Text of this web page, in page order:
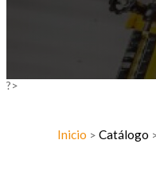
?>
Inicio > Catálogo